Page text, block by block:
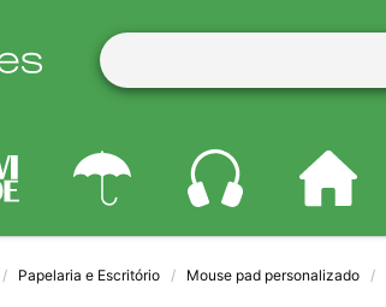
Papelaria e Escritório Mouse pad personalizado